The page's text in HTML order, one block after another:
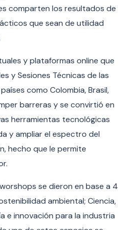
comparten los resultados de
que sean de utilidad
y plataformas online que
y Sesiones Técnicas de las
como Colombia, Brasil,
barreras y se convirtió en
herramientas tecnológicas
y ampliar el espectro del
hecho que le permite
se dieron en base a 4
ambiental; Ciencia,
e innovación para la industria